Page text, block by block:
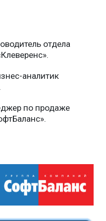
отдела
аналитик
по продаже